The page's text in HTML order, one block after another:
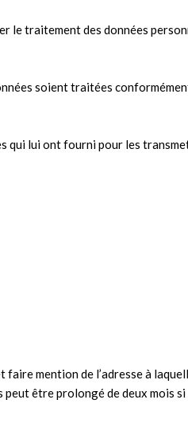
traitement des données
soient traitées
lui ont fourni pour les
mention de l’adresse à
peut être prolongé de deux mois